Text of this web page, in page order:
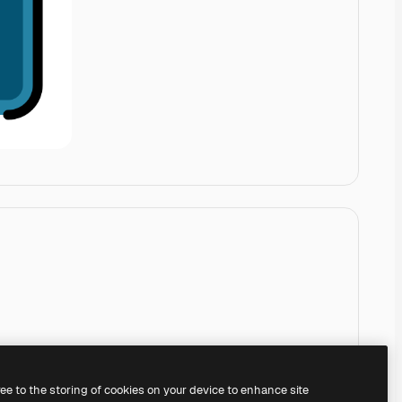
to the storing of cookies on your device to enhance site